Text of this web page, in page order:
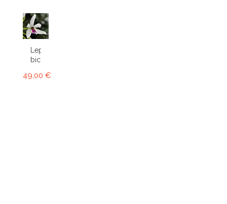
Leptotes
bicolor
49,00 €